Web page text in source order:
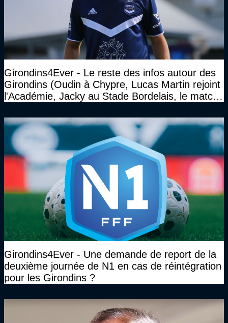
Girondins4Ever - Le reste des infos autour des
Girondins (Oudin à Chypre, Lucas Martin rejoint
l'Académie, Jacky au Stade Bordelais, le match
Girondins4Ever - Une demande de report de la
deuxième journée de N1 en cas de réintégration
pour les Girondins ?